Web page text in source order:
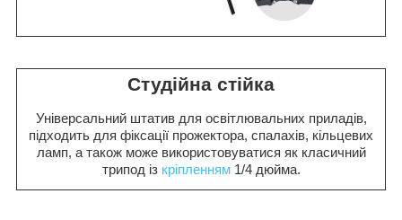
Студійна стійка
Універсальний штатив для освітлювальних приладів,
підходить для фіксації прожектора, спалахів, кільцевих
ламп, а також може використовуватися як класичний
трипод із кріпленням1/4 дюйма.